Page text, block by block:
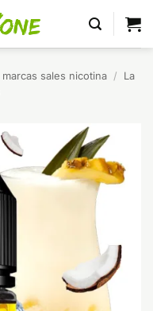
marcas sales nicotina /
La